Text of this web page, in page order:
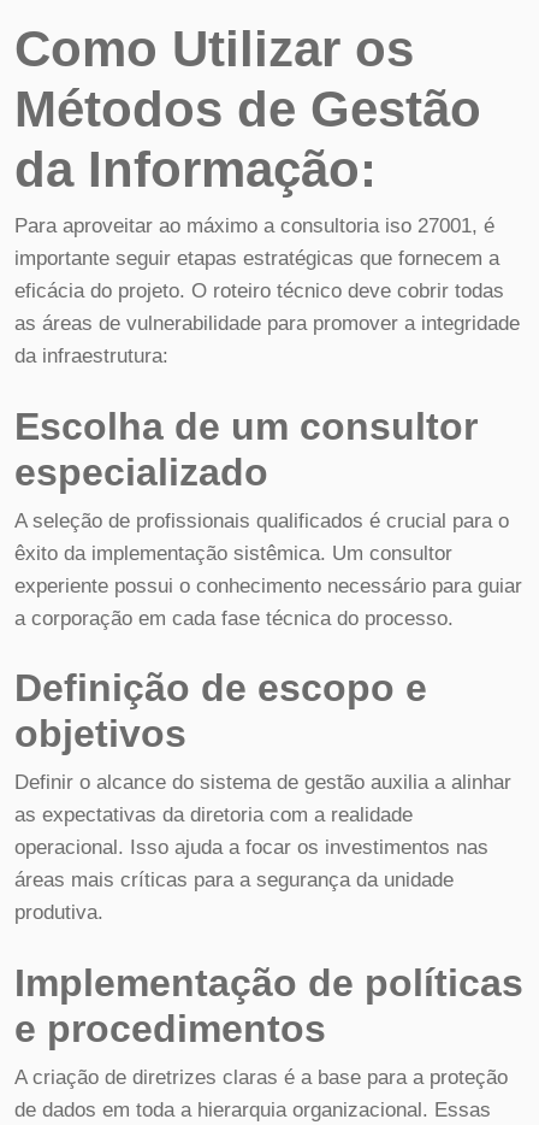
Como Utilizar os
Métodos de Gestão
da Informação:
Para aproveitar ao máximo a consultoria iso 27001, é
importante seguir etapas estratégicas que fornecem a
eficácia do projeto. O roteiro técnico deve cobrir todas
as áreas de vulnerabilidade para promover a integridade
da infraestrutura:
Escolha de um consultor
especializado
A seleção de profissionais qualificados é crucial para o
êxito da implementação sistêmica. Um consultor
experiente possui o conhecimento necessário para guiar
a corporação em cada fase técnica do processo.
Definição de escopo e
objetivos
Definir o alcance do sistema de gestão auxilia a alinhar
as expectativas da diretoria com a realidade
operacional. Isso ajuda a focar os investimentos nas
áreas mais críticas para a segurança da unidade
produtiva.
Implementação de políticas
e procedimentos
A criação de diretrizes claras é a base para a proteção
de dados em toda a hierarquia organizacional. Essas